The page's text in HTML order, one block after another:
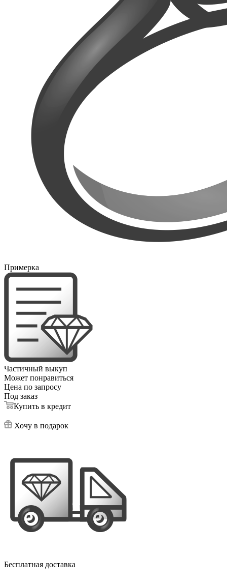
Примерка
Частичный выкуп
Может понравиться
Цена по запросу
Под заказ
Купить в кредит
Хочу в подарок
Бесплатная доставка